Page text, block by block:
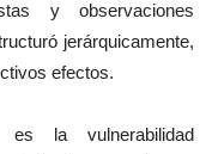
y observaciones
jerárquicamente,
efectos.
es la vulnerabilidad